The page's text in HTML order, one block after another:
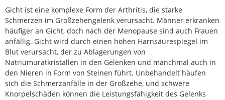
Gicht ist eine komplexe Form der Arthritis, die starke
Schmerzen im Großzehengelenk verursacht. Männer erkranken
häufiger an Gicht, doch nach der Menopause sind auch Frauen
anfällig. Gicht wird durch einen hohen Harnsäurespiegel im
Blut verursacht, der zu Ablagerungen von
Natriumuratkristallen in den Gelenken und manchmal auch in
den Nieren in Form von Steinen führt. Unbehandelt häufen
sich die Schmerzanfälle in der Großzehe, und schwere
Knorpelschäden können die Leistungsfähigkeit des Gelenks